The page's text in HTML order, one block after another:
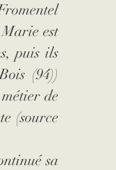
est
puis ils
(94))
de
(source
sa